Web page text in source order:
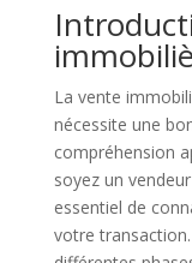
La vente
nécessite une
compréhension
soyez un
essentiel de
votre